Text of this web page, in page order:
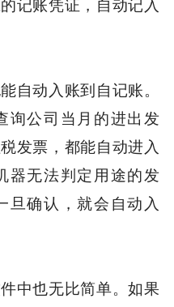
记账凭证，自动记入
自动入账到自记账。
询公司当月的进出发
发票，都能自动进入
器无法判定用途的发
旦确认，就会自动入
中也无比简单。如果